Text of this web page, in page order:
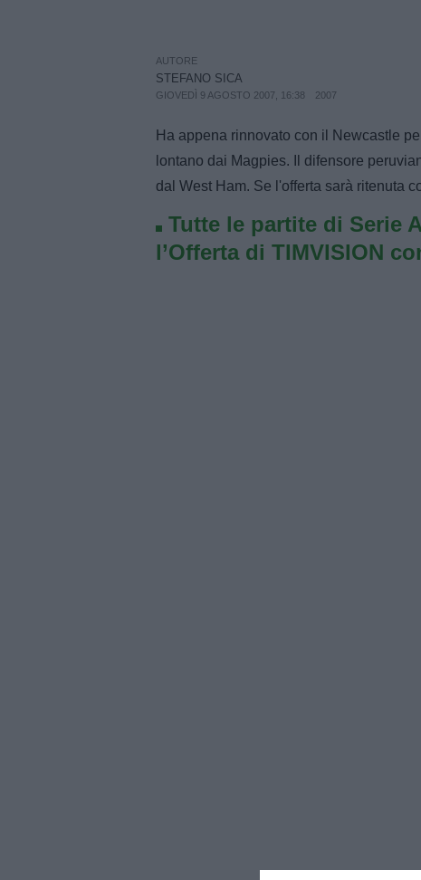
AUTORE
STEFANO SICA
GIOVEDÌ 9 AGOSTO 2007, 16:38 2007
Ha appena rinnovato con il Newcastle
lontano dai Magpies. Il difensore
dal West Ham. Se l'offerta sarà ritenuta
Tutte le partite di Serie
l’Offerta di TIMVISION